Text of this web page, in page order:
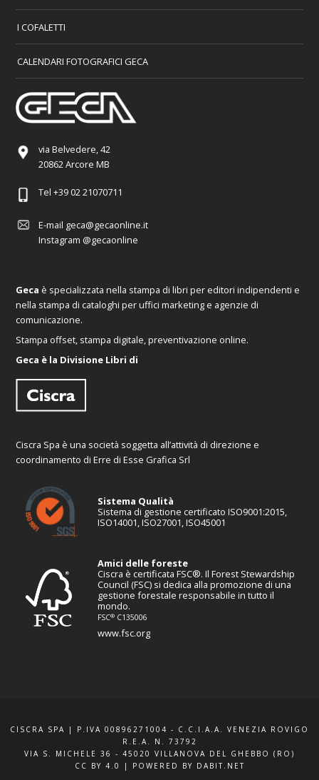
I COFALETTI
CALENDARI FOTOGRAFICI GECA
via Belvedere, 42
20862 Arcore MB
Tel +39 02 21070711
E-mail geca@gecaonline.it
Instagram @gecaonline
Geca è specializzata nella stampa di libri per editori indipendenti e
nella stampa di cataloghi per uffici marketing e agenzie di
comunicazione.
Stampa offset, stampa digitale, preventivazione online.
Geca è la Divisione Libri di
Ciscra Spa è una società soggetta all’attività di direzione e
coordinamento di Erre di Esse Grafica Srl
Sistema Qualità
Sistema di gestione certificato ISO9001:2015,
ISO14001, ISO27001, ISO45001
Amici delle foreste
Ciscra è certificata FSC®. Il Forest Stewardship
Council (FSC) si dedica alla promozione di una
gestione forestale responsabile in tutto il
mondo.
FSC® C135006
www.fsc.org
CISCRA SPA | P.IVA 00896271004 - C.C.I.A.A. VENEZIA ROVIGO
R.E.A. N. 73792
VIA S. MICHELE 36 - 45020 VILLANOVA DEL GHEBBO (RO)
CC BY 4.0
| POWERED BY DABIT.NET